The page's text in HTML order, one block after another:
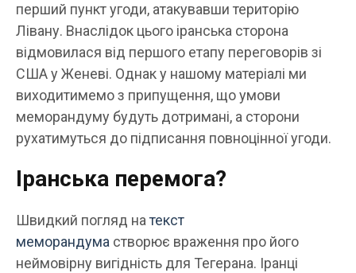
перший пункт угоди, атакувавши територію
Лівану. Внаслідок цього іранська сторона
відмовилася від першого етапу переговорів зі
США у Женеві. Однак у нашому матеріалі ми
виходитимемо з припущення, що умови
меморандуму будуть дотримані, а сторони
рухатимуться до підписання повноцінної угоди.
Іранська перемога?
Швидкий погляд натекст
меморандума створює враження про його
неймовірну вигідність для Тегерана. Іранці